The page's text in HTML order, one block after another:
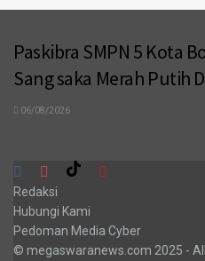
Paskibra SMPN 5 Kota
Sang saka Merah Putih
06/08/2026
Redaksi
Hubungi Kami
Pedoman Media Cyber
© megaswaranews.com 2025 -